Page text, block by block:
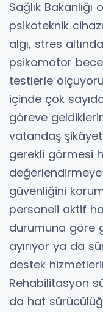
Sağlık
psikoteknik
algı, stres
psikomotor
testlerle
içinde çok
göreve
vatandaş
gerekli görmesi
değerlendirmeye
güvenliğini
personeli aktif
durumuna göre
ayırıyor ya da
destek
Rehabilitasyon
da hat